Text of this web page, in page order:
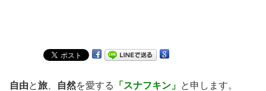
自由と旅 自然を愛する 「スナフキン」 と申します。